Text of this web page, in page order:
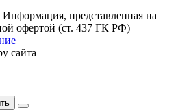
представленная на
офертой (ст. 437 ГК РФ)
сайта